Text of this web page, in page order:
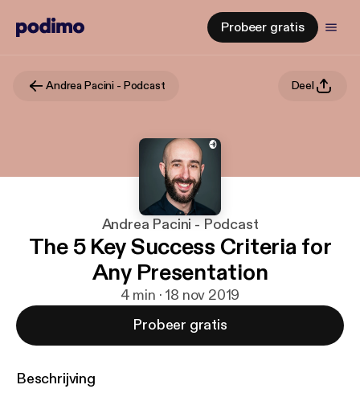
Probeer gratis
Andrea Pacini - Podcast Deel
Andrea Pacini - Podcast
The 5 Key Success Criteria for
Any Presentation
4 min · 18 nov 2019
Probeer gratis
Beschrijving